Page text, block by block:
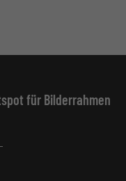
für Bilderrahmen